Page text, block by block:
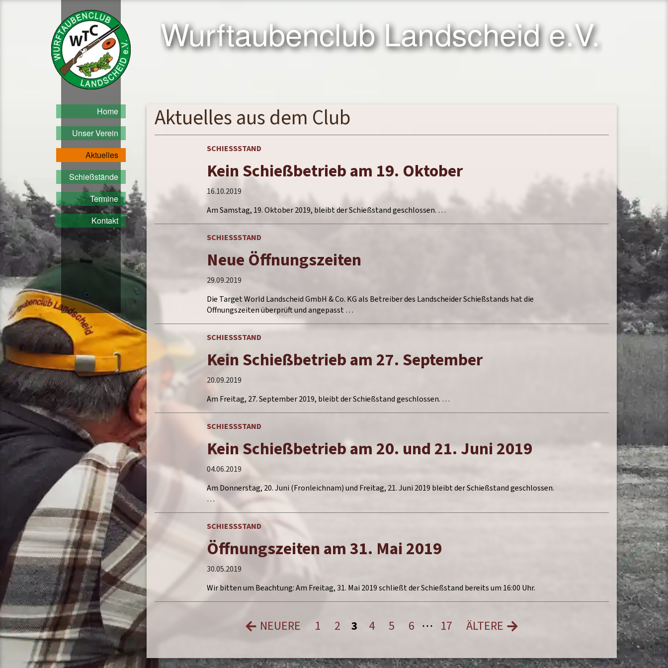
Home
Unser Verein
Aktuelles
Schießstände
Termine
Kontakt
Wurftaubenclub
Landscheid
e.V.
Wurftaubenclub Landscheid e.V.
Aktuellesaus dem Club
SCHIESSSTAND
Kein Schießbetrieb am 19. Oktober
16.10.2019
Am Samstag, 19. Oktober 2019, bleibt der Schießstand geschlossen. …
SCHIESSSTAND
Neue Öffnungszeiten
29.09.2019
Die Target World Landscheid GmbH & Co. KG als Betreiber des Landscheider Schießstands hat die
Öffnungszeiten überprüft und angepasst …
SCHIESSSTAND
Kein Schießbetrieb am 27. September
20.09.2019
Am Freitag, 27. September 2019, bleibt der Schießstand geschlossen. …
SCHIESSSTAND
Kein Schießbetrieb am 20. und 21. Juni 2019
04.06.2019
Am Donnerstag, 20. Juni (Fronleichnam) und Freitag, 21. Juni 2019 bleibt der Schießstand geschlossen.
…
SCHIESSSTAND
Öffnungszeiten am 31. Mai 2019
30.05.2019
Wir bitten um Beachtung: Am Freitag, 31. Mai 2019 schließt der Schießstand bereits um 16:00 Uhr.
NEUERE 1 2 3 4 5 6 ⋯ 17 ÄLTERE